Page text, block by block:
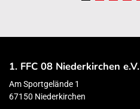
1. FFC 08 Niederkirchen e.V.
Am Sportgelände 1
67150 Niederkirchen